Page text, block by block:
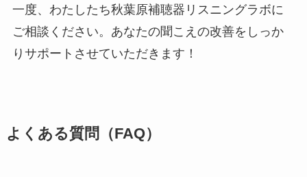
一度、わたしたち秋葉原補聴器リスニングラボに
ご相談ください。あなたの聞こえの改善をしっか
りサポートさせていただきます！
よくある質問（FAQ）